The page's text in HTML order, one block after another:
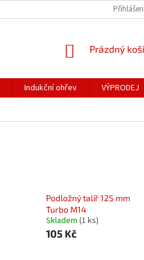
NÁKUPNÍ
Prázdný
Indukční ohřev VÝPRODEJ
Podložný talíř 125 mm
Turbo M14
Skladem (1 ks)
105 Kč